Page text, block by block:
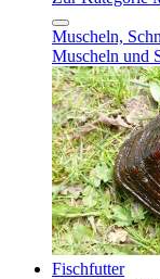
Muscheln,
Muscheln und
Fischfutter